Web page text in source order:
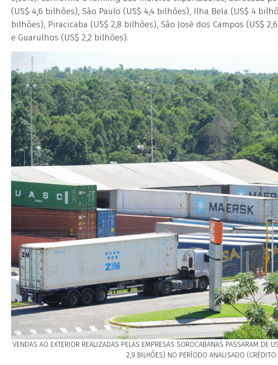
(US$ 4,6 bilhões), São Paulo (US$ 4,4 bilhões), Ilha Bela (US$ 4
bilhões), Piracicaba (US$ 2,8 bilhões), São José dos Campos (US$
e Guarulhos (US$ 2,2 bilhões).
VENDAS AO EXTERIOR REALIZADAS PELAS EMPRESAS SOROCABANAS PASSARAM DE
2,9 BILHÕES) NO PERÍODO ANALISADO